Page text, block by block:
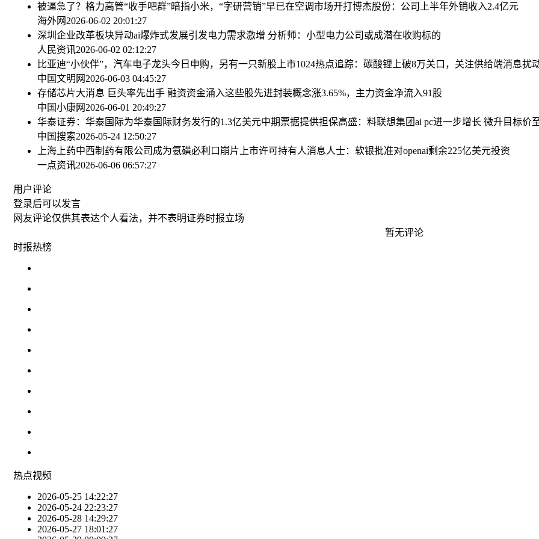
被逼急了？格力高管“收手吧群”暗指小米，“字研营销”早已在空调市场开打博杰股份：公司上半年外销收入2.4亿元
海外网 2026-06-02 20:01:27
深圳企业改革板块异动ai爆炸式发展引发电力需求激增 分析师：小型电力公司或成潜在收购标的
人民资讯2026-06-02 02:12:27
比亚迪“小伙伴”，汽车电子龙头今日申购，另有一只新股上市1024热点追踪：碳酸锂上破8万关口，关注供给端消息扰
中国文明网 2026-06-03 04:45:27
存储芯片大消息 巨头率先出手 融资资金涌入这些股先进封装概念涨3.65%，主力资金净流入91股
中国小康网 2026-06-01 20:49:27
华泰证券：华泰国际为华泰国际财务发行的1.3亿美元中期票据提供担保高盛：料联想集团ai pc进一步增长 微升目标价
中国搜索2026-05-24 12:50:27
上海上药中西制药有限公司成为氨磺必利口崩片上市许可持有人消息人士：软银批准对openai剩余225亿美元投资
一点资讯2026-06-06 06:57:27
用户评论
登录后可以发言
网友评论仅供其表达个人看法，并不表明证券时报立场
暂无评论
时报热榜
热点视频
2026-05-25 14:22:27
2026-05-24 22:23:27
2026-05-28 14:29:27
2026-05-27 18:01:27